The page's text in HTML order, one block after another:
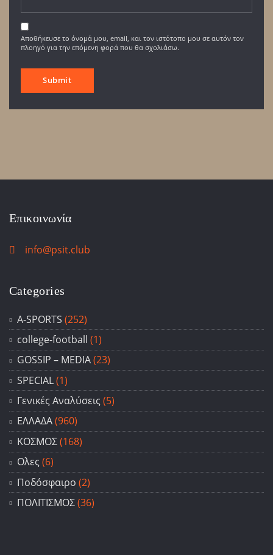
Αποθήκευσε το όνομά μου, email, και τον ιστότοπο μου σε αυτόν τον
πλοηγό για την επόμενη φορά που θα σχολιάσω.
Επικοινωνία
info@psit.club
Categories
A-SPORTS (252)
college-football (1)
GOSSIP – ΜΕDIA(23)
SPECIAL(1)
Γενικές Αναλύσεις (5)
ΕΛΛΑΔΑ(960)
ΚΟΣΜΟΣ(168)
Ολες (6)
Ποδόσφαιρο (2)
ΠΟΛΙΤΙΣΜΟΣ(36)